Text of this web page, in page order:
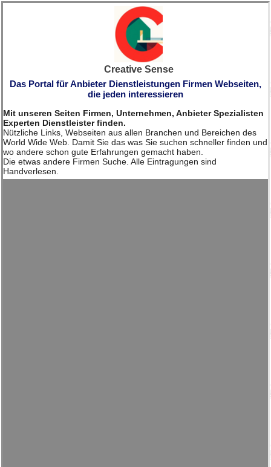
Creative Sense
Das Portal für Anbieter Dienstleistungen Firmen Webseiten,
die jeden interessieren
Mit unseren Seiten Firmen, Unternehmen, Anbieter Spezialisten
Experten Dienstleister finden.
Nützliche Links, Webseiten aus allen Branchen und Bereichen des
World Wide Web. Damit Sie das was Sie suchen schneller finden und
wo andere schon gute Erfahrungen gemacht haben.
Die etwas andere Firmen Suche. Alle Eintragungen sind
Handverlesen.